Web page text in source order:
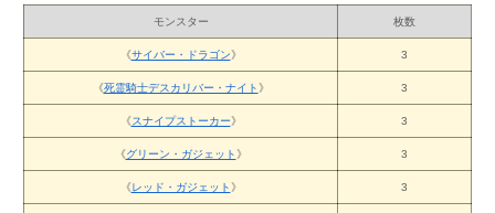
モンスター 枚数
《サイバー・ドラゴン》 3
《死霊騎士デスカリバー・ナイト》 3
《スナイプストーカー》 3
《グリーン・ガジェット》 3
《レッド・ガジェット》 3